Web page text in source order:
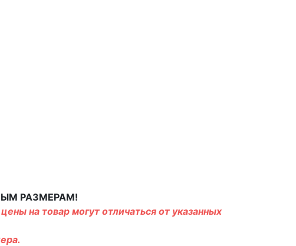
РАЗМЕРАМ!
на товар могут отличаться от указанных